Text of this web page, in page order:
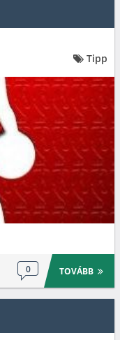
0 TOVÁBB
Tipp